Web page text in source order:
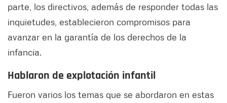
parte, los directivos, además de responder todas las
inquietudes, establecieron compromisos para
avanzar en la garantía de los derechos de la
infancia.
Hablaron de explotación infantil
Fueron varios los temas que se abordaron en estas